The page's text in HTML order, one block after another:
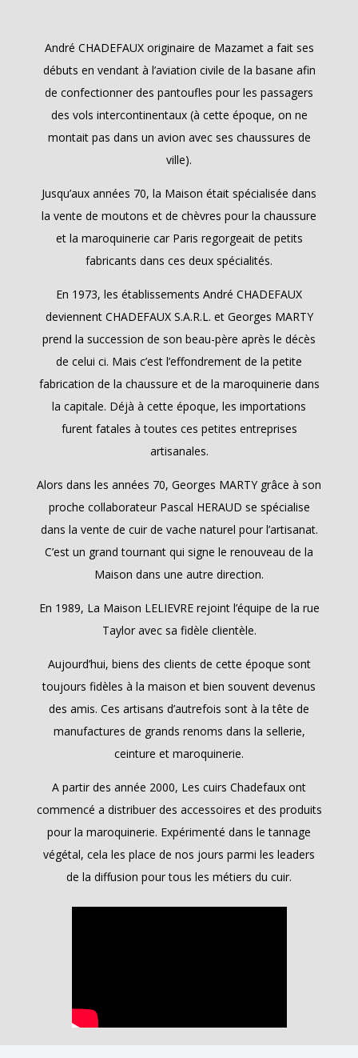
André CHADEFAUX originaire de Mazamet a fait ses
débuts en vendant à l’aviation civile de la basane afin
de confectionner des pantoufles pour les passagers
des vols intercontinentaux (à cette époque, on ne
montait pas dans un avion avec ses chaussures de
ville).
Jusqu’aux années 70, la Maison était spécialisée dans
la vente de moutons et de chèvres pour la chaussure
et la maroquinerie car Paris regorgeait de petits
fabricants dans ces deux spécialités.
En 1973, les établissements André CHADEFAUX
deviennent CHADEFAUX S.A.R.L. et Georges MARTY
prend la succession de son beau-père après le décès
de celui ci. Mais c’est l’effondrement de la petite
fabrication de la chaussure et de la maroquinerie dans
la capitale. Déjà à cette époque, les importations
furent fatales à toutes ces petites entreprises
artisanales.
Alors dans les années 70, Georges MARTY grâce à son
proche collaborateur Pascal HERAUD se spécialise
dans la vente de cuir de vache naturel pour l’artisanat.
C’est un grand tournant qui signe le renouveau de la
Maison dans une autre direction.
En 1989, La Maison LELIEVRE rejoint l’équipe de la rue
Taylor avec sa fidèle clientèle.
Aujourd’hui, biens des clients de cette époque sont
toujours fidèles à la maison et bien souvent devenus
des amis. Ces artisans d’autrefois sont à la tête de
manufactures de grands renoms dans la sellerie,
ceinture et maroquinerie.
A partir des année 2000, Les cuirs Chadefaux ont
commencé a distribuer des accessoires et des produits
pour la maroquinerie. Expérimenté dans le tannage
végétal, cela les place de nos jours parmi les leaders
de la diffusion pour tous les métiers du cuir.